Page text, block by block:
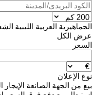
الجماهيرية العربية الليبية
عرض الكل
السعر
نوع الإعلان
بيع من الجهة الصانعة